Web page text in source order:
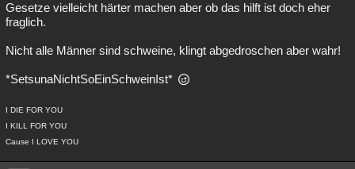
Gesetze vielleicht härter machen aber ob das hilft ist doch eher
fraglich.
Nicht alle Männer sind schweine, klingt abgedroschen aber wahr!
*SetsunaNichtSoEinSchweinIst*
I DIE FOR YOU
I KILL FOR YOU
Cause I LOVE YOU